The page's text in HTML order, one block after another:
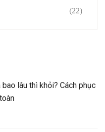
(22)
lâu thì khỏi? Cách phục